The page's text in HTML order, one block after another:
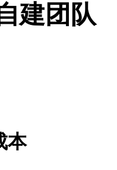
建团队
本